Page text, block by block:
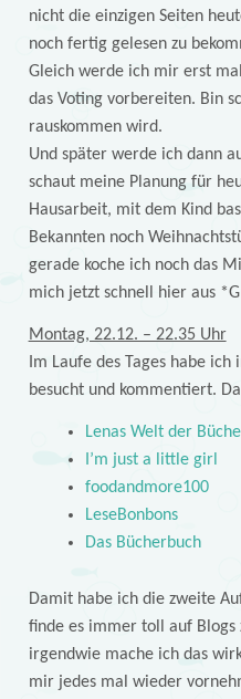
nicht die einzigen Seiten
noch fertig gelesen zu
Gleich werde ich mir erst
das Voting vorbereiten. Bin
rauskommen wird.
Und später werde ich dann
schaut meine Planung für
Hausarbeit, mit dem Kind
Bekannten noch
gerade koche ich noch das
mich jetzt schnell hier aus
Montag, 22.12. – 22.35 Uhr
Im Laufe des Tages habe
besucht und kommentiert.
Lenas Welt der
I’m just a little girl
foodandmore100
LeseBonbons
Das Bücherbuch
Damit habe ich die zweite
finde es immer toll auf
irgendwie mache ich das
mir jedes mal wieder